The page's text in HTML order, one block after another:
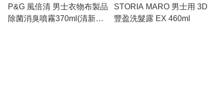
P&G 風倍清 男士衣物布製品
除菌消臭噴霧370ml(清新酷
STORIA MARO 男士用 3D
豐盈洗髮露 EX 460ml